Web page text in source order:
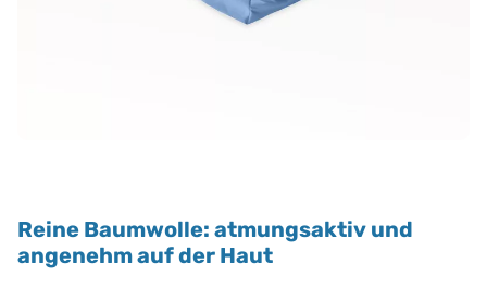
Reine Baumwolle: atmungsaktiv und
angenehm auf der Haut